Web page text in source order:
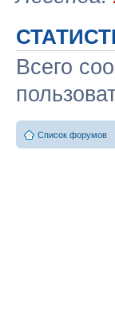
Всего
Список форумов